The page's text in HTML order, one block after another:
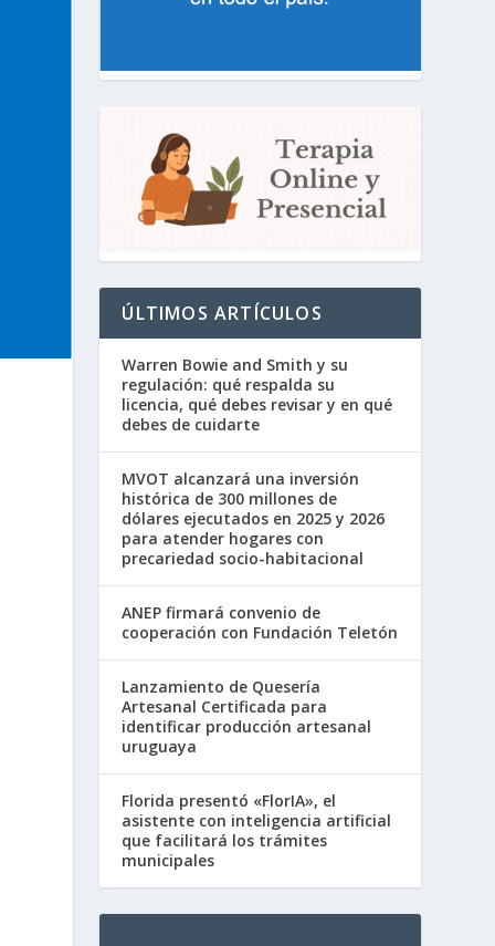
ÚLTIMOS ARTÍCULOS
Warren Bowie and Smith y su
regulación: qué respalda su
licencia, qué debes revisar y en qué
debes de cuidarte
MVOT alcanzará una inversión
histórica de 300 millones de
dólares ejecutados en 2025 y 2026
para atender hogares con
precariedad socio-habitacional
ANEP firmará convenio de
cooperación con Fundación Teletón
Lanzamiento de Quesería
Artesanal Certificada para
identificar producción artesanal
uruguaya
Florida presentó «FlorIA», el
asistente con inteligencia artificial
que facilitará los trámites
municipales